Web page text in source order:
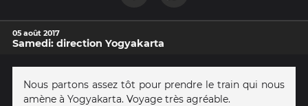
05 août 2017
Samedi: direction Yogyakarta
Nous partons assez tôt pour prendre le train qui nous
amène à Yogyakarta. Voyage très agréable.